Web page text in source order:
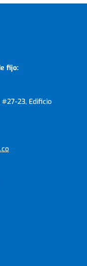
fijo:
23, Edificio